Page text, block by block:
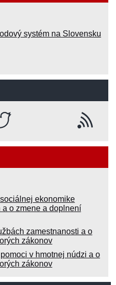
systém na Slovensku
ekonomike
o zmene a doplnení
zamestnanosti a o
zákonov
v hmotnej núdzi a o
zákonov